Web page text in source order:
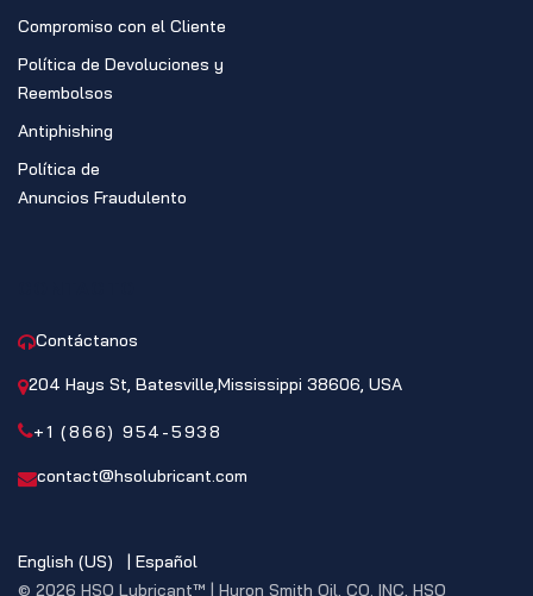
Compromiso con el Cliente
Política de Devoluciones y
Reembolsos
Antiphishing
Política de
Anuncios Fraudulento
Contáctanos
204 Hays St, Batesville,Mississippi 38606, USA
+1 (866) 954-5938
contact@hsolubricant.com
© 2026 HSO Lubricant™ | Huron Smith Oil, CO. INC, HSO
English (US) | Español